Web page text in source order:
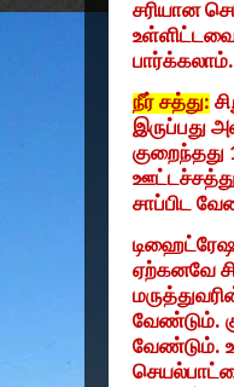
சரியான
பார்க்கலாம்.
நீர் சத்து:
இருப்பது
குறைந்தது
ஊட்டச்சத்து
சாப்பிட
ஏற்கனவே
வேண்டும்.
வேண்டும்.